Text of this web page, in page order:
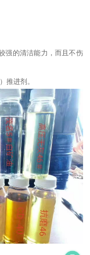
强的清洁能力，而且不伤
推进剂。